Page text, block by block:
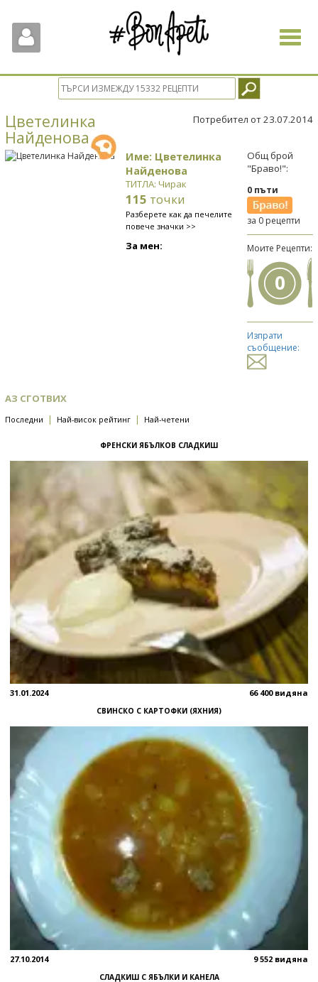
Toggle
Цветелинка
Найденова
Потребител от 23.07.2014
Име: Цветелинка
Найденова
ТИТЛА: Чирак
115 точки
Разберете как да печелите
повече значки >>
За мен:
Общ брой
"Браво!":
0 пъти
за 0 рецепти
Моите Рецепти:
0
Изпрати
съобщение:
АЗ СГОТВИХ
Последни | Най-висок рейтинг | Най-четени
ФРЕНСКИ ЯБЪЛКОВ СЛАДКИШ
31.01.2024 66 400 видяна
СВИНСКО С КАРТОФКИ (ЯХНИЯ)
27.10.2014 9 552 видяна
СЛАДКИШ С ЯБЪЛКИ И КАНЕЛА